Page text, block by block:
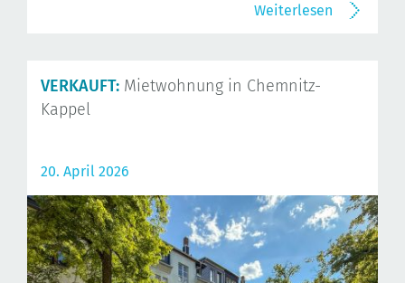
Weiterlesen
VERKAUFT: Mietwohnung in Chemnitz-
Kappel
20. April 2026